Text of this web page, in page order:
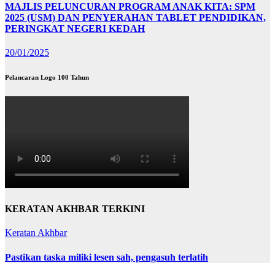
MAJLIS PELUNCURAN PROGRAM ANAK KITA: SPM
2025 (USM) DAN PENYERAHAN TABLET PENDIDIKAN,
PERINGKAT NEGERI KEDAH
20/01/2025
Pelancaran Logo 100 Tahun
KERATAN AKHBAR TERKINI
Keratan Akhbar
Pastikan taska miliki lesen sah, pengasuh terlatih